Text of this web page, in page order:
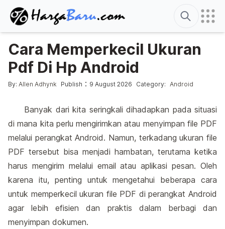
Search
Cara Memperkecil Ukuran
Pdf Di Hp Android
Posted by
By: Allen Adhynk Publish : 9 August 2026 Posted in
Category: Android
Banyak dari kita seringkali dihadapkan pada situasi
di mana kita perlu mengirimkan atau menyimpan file PDF
melalui perangkat Android. Namun, terkadang ukuran file
PDF tersebut bisa menjadi hambatan, terutama ketika
harus mengirim melalui email atau aplikasi pesan. Oleh
karena itu, penting untuk mengetahui beberapa cara
untuk memperkecil ukuran file PDF di perangkat Android
agar lebih efisien dan praktis dalam berbagi dan
menyimpan dokumen.